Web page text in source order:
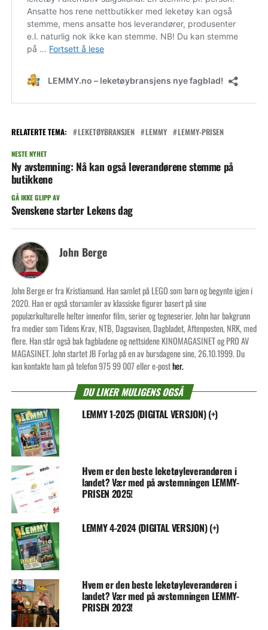
RELATERTE TEMA: LEKETØYBRANSJEN LEMMY LEMMY-PRISEN
NESTE NYHET
Ny avstemning: Nå kan også leverandørene stemme på
butikkene
GÅ IKKE GLIPP AV
Svenskene starter Lekens dag
John Berge
John Berge er fra Kristiansund. Han samlet på LEGO som barn og begynte igjen i
2020. Han er også storsamler av klassiske figurer basert på sine
populærkulturelle helter innenfor film, serier og tegneserier. John har bakgrunn
fra medier som Tidens Krav, NTB, Dagsavisen, Dagbladet, Aftenposten, NRK, med
flere. Han står også bak fagbladene og nettsidene KINOMAGASINET og PRO AV
MAGASINET. John startet JB Forlag på en av bursdagene sine, 26.10.1999. Du
kan kontakte ham på telefon 975 99 007 eller e-posther.
DU LIKER MULIGENS OGSÅ
LEMMY 1-2025 (DIGITAL VERSJON) (+)
Hvem er den beste leketøyleverandøren i
landet? Vær med på avstemningen LEMMY-
PRISEN 2025!
LEMMY 4-2024 (DIGITAL VERSJON) (+)
Hvem er den beste leketøyleverandøren i
landet? Vær med på avstemningen LEMMY-
PRISEN 2023!